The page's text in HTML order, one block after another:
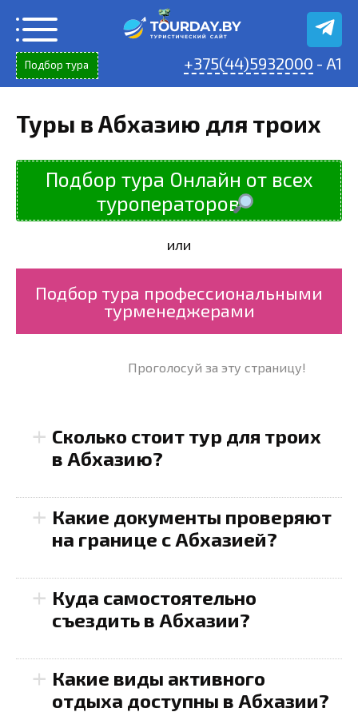
содержанию
Подбор тура +375(44)5932000 - A1
Туры в Абхазию для троих
Подбор тура Онлайн от всех
туроператоров
или
Подбор тура профессиональными
турменеджерами
Проголосуй за эту страницу!
+ Сколько стоит тур для троих
в Абхазию?
+ Какие документы проверяют
на границе с Абхазией?
+ Куда самостоятельно
съездить в Абхазии?
+ Какие виды активного
отдыха доступны в Абхазии?